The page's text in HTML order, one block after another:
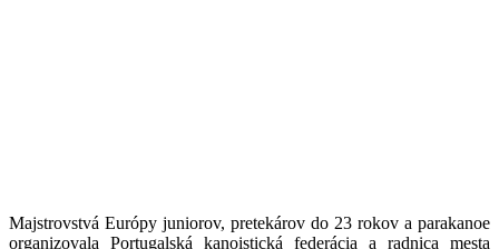
Majstrovstvá Európy juniorov, pretekárov do 23 rokov a parakanoe
organizovala Portugalská kanoistická federácia a radnica mesta